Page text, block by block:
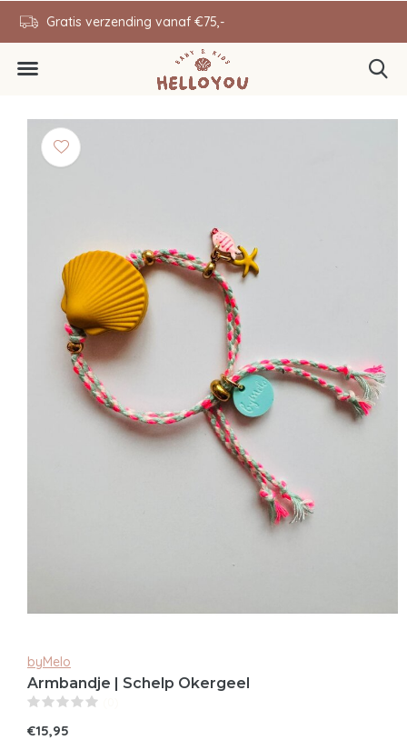
Gratis verzending vanaf €75,-
byMelo
Armbandje | Schelp Okergeel
€15,95